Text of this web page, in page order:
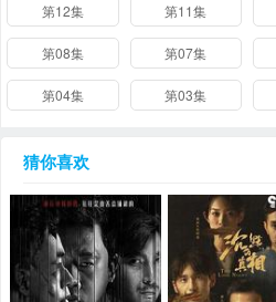
第12集 第11集
第08集 第07集
第04集 第03集
猜你喜欢